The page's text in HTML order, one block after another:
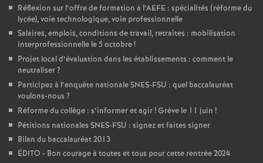
Réflexion sur l’offre de formation à l’AEFE : spécialités (réforme du
lycée), voie technologique, voie professionnelle
Salaires, emplois, conditions de travail, retraites : mobilisation
interprofessionnelle le 5 octobre!
Projet local d’évaluation dans les établissements : comment le
neutraliser?
Participez à l’enquête nationale SNES-FSU : quel baccalauréat
voulons-nous ?
Réforme du collège : s’informer et agir! Grève le 11 juin !
Pétitions nationales SNES-FSU : signez et faites signer
Bilan du baccalauréat 2013
ÉDITO - Bon courage à toutes et tous pour cette rentrée 2024